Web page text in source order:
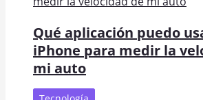
Qué aplicación puedo
iPhone para medir la
mi auto